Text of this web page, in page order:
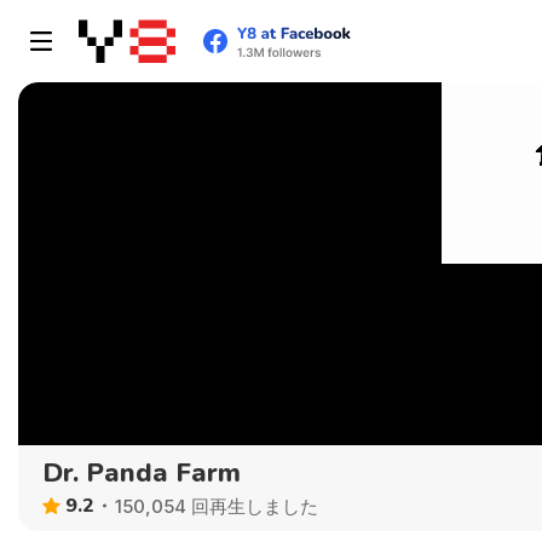
Dr. Panda Farm
9.2 150,054 回再生しました